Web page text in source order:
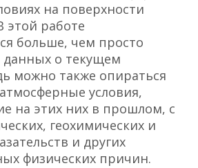
на поверхности
этой работе
больше, чем просто
о текущем
можно также опираться
условия,
на этих них в прошлом, с
геохимических и
и других
физических причин.